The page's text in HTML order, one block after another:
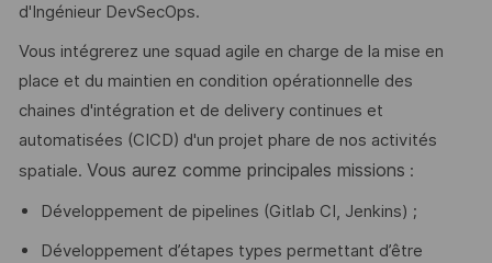
d'Ingénieur DevSecOps.
Vous intégrerez une squad agile en charge de la mise en
place et du maintien en condition opérationnelle des
chaines d'intégration et de delivery continues et
automatisées (CICD) d'un projet phare de nos activités
spatiale. Vous aurez comme principales missions ​:
Développement de pipelines (Gitlab CI, Jenkins) ;
Développement d’étapes types permettant d’être